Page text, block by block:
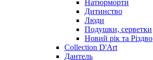
Натюрморти
Дитинство
Люди
Подушки, серветки
Новий рік та Різдво
Collection D'Art
Дантель